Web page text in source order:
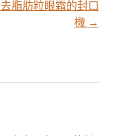
脂肪粒眼霜的封口
機 →